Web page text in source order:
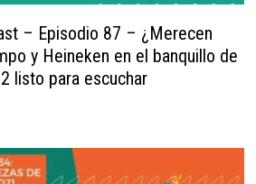
– Episodio 87 – ¿Merecen
y Heineken en el banquillo de
listo para escuchar